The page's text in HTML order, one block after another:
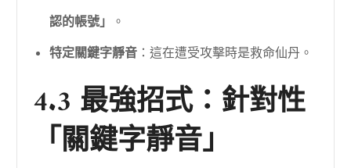
認的帳號」
。
特定關鍵字靜音 ：這在遭受攻擊時是救命仙丹。
4.3 最強招式：針對性
「關鍵字靜音」